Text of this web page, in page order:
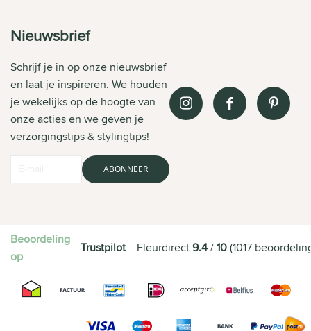
Nieuwsbrief
Schrijf je in op onze nieuwsbrief
en laat je inspireren. We houden
je wekelijks op de hoogte van
onze acties en we geven je
verzorgingstips & stylingtips!
ABONNEER
Beoordeling
op
Trustpilot Fleurdirect9.4/10(1017